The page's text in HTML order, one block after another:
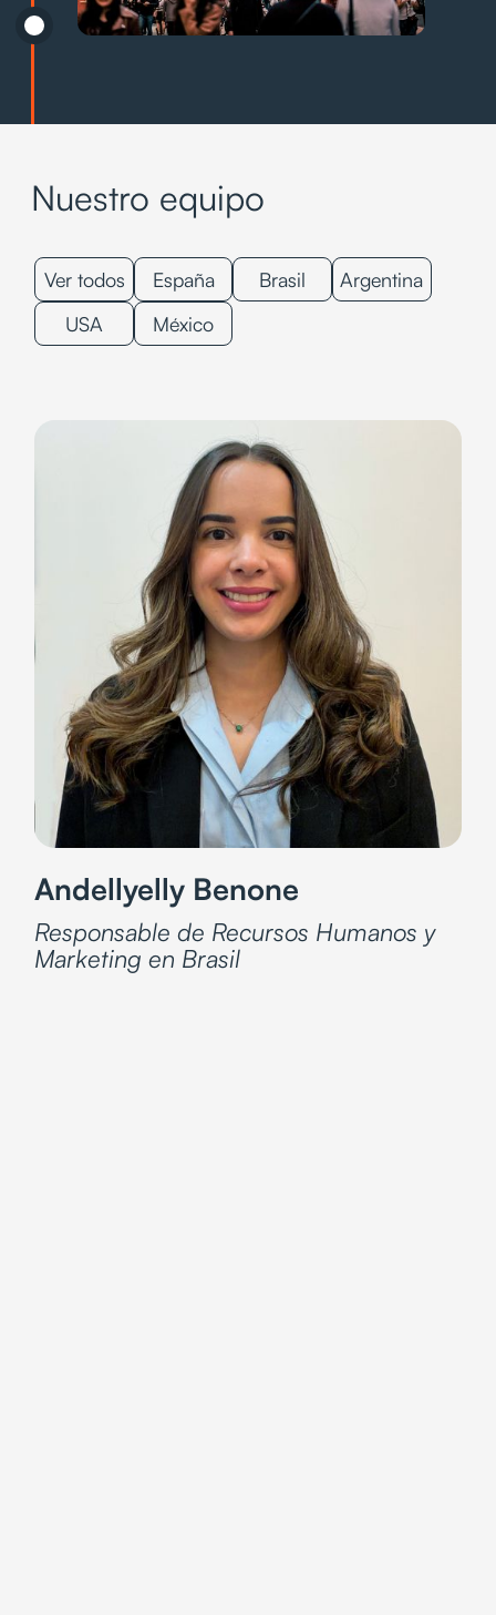
Nuestro equipo
Ver todos España Brasil
Argentina
USA
México
Andellyelly Benone
Responsable de Recursos Humanos y
Marketing en Brasil